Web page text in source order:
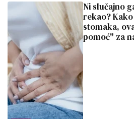
Ni slučajno
rekao?
stomaka,
pomoć" za